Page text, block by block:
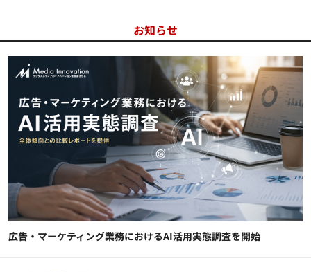
お知らせ
広告・マーケティング業務におけるAI活用実態調査を開始